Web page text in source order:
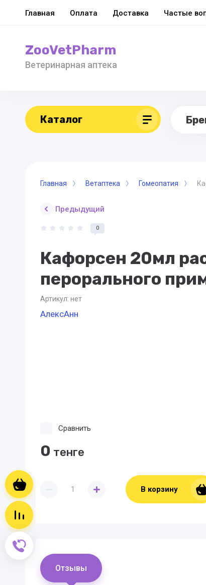
Главная Оплата Доставка Частые
ZooVetPharm
Ветеринарная аптека
Каталог
Главная Ветаптека Гомеопатия
Предыдущий
0
Кафорсен 20мл
перорального
Артикул: нет
АлексАнн
0 тенге
Сравнить
В корзину
Отзывы